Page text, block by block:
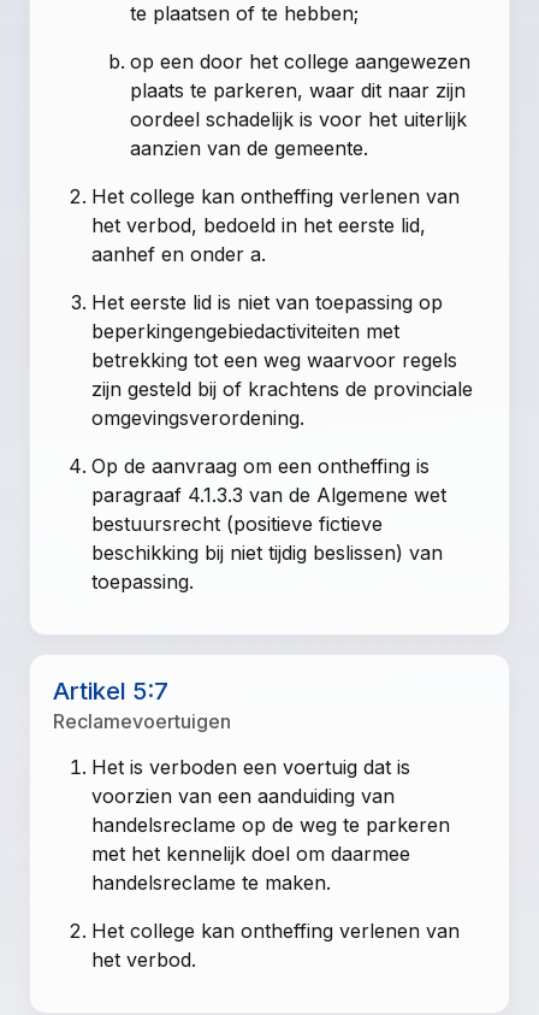
te plaatsen of te hebben;
op een door het college aangewezen
plaats te parkeren, waar dit naar zijn
oordeel schadelijk is voor het uiterlijk
aanzien van de gemeente.
Het college kan ontheffing verlenen van
het verbod, bedoeld in het eerste lid,
aanhef en onder a.
Het eerste lid is niet van toepassing op
beperkingengebiedactiviteiten met
betrekking tot een weg waarvoor regels
zijn gesteld bij of krachtens de provinciale
omgevingsverordening.
Op de aanvraag om een ontheffing is
paragraaf 4.1.3.3 van de Algemene wet
bestuursrecht (positieve fictieve
beschikking bij niet tijdig beslissen) van
toepassing.
Artikel 5:7
Reclamevoertuigen
Het is verboden een voertuig dat is
voorzien van een aanduiding van
handelsreclame op de weg te parkeren
met het kennelijk doel om daarmee
handelsreclame te maken.
Het college kan ontheffing verlenen van
het verbod.